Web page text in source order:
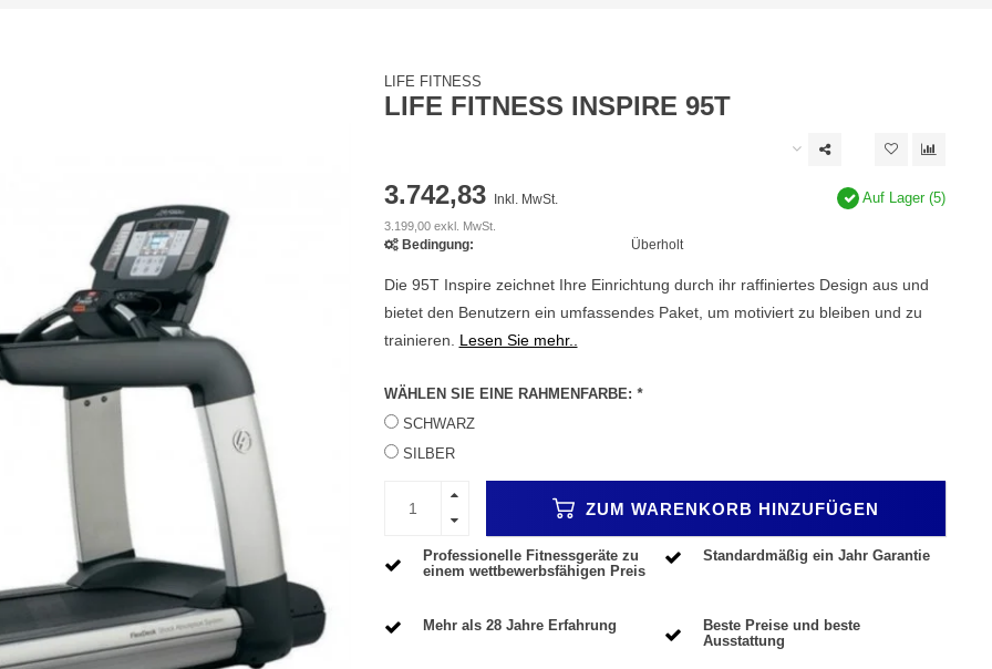
LIFE FITNESS
LIFE FITNESS INSPIRE 95T
3.742,83 Inkl. MwSt.
3.199,00 exkl. MwSt.
Auf Lager (5)
Bedingung: Überholt
Die 95T Inspire zeichnet Ihre Einrichtung durch ihr raffiniertes Design aus und
bietet den Benutzern ein umfassendes Paket, um motiviert zu bleiben und zu
trainieren. Lesen Sie mehr..
WÄHLEN SIE EINE RAHMENFARBE: *
SCHWARZ
SILBER
ZUM WARENKORB HINZUFÜGEN
Professionelle Fitnessgeräte zu
einem wettbewerbsfähigen Preis
Standardmäßig ein Jahr Garantie
Mehr als 28 Jahre Erfahrung
Beste Preise und beste
Ausstattung